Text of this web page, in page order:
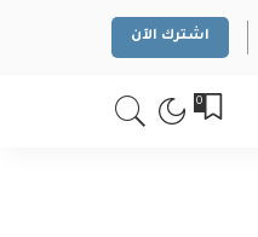
اشترك الآن
0